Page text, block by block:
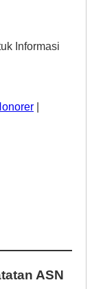
Informasi
ASN